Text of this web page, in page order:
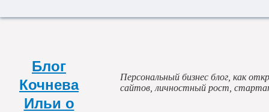
Блог
Кочнева
Ильи о
Персональный бизнес блог, как
сайтов, личностный рост,